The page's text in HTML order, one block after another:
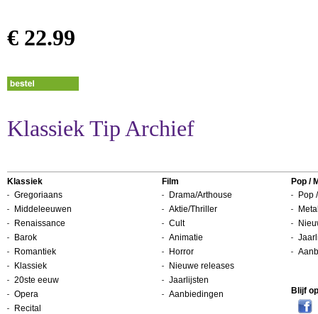
€ 22.99
Klassiek Tip Archief
Klassiek
Gregoriaans
Middeleeuwen
Renaissance
Barok
Romantiek
Klassiek
20ste eeuw
Opera
Recital
Film
Drama/Arthouse
Aktie/Thriller
Cult
Animatie
Horror
Nieuwe releases
Jaarlijsten
Aanbiedingen
Pop /
Pop
Blijf